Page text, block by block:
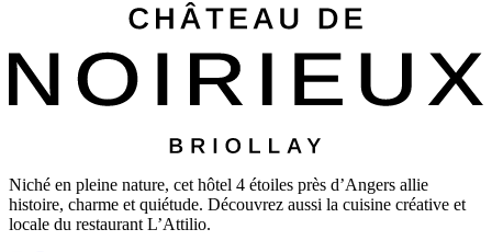
Niché en pleine nature, cet hôtel 4 étoiles près d’Angers allie
histoire, charme et quiétude. Découvrez aussi la cuisine créative et
locale du restaurant L’Attilio.